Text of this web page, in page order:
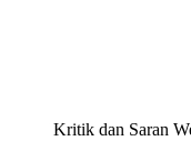
Kritik dan Saran